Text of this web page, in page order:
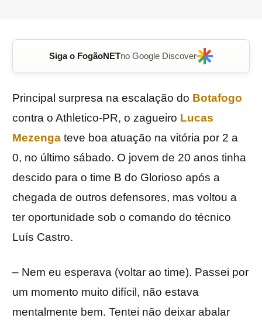
Siga o FogãoNETno Google Discover
Principal surpresa na escalação do Botafogo
contra o Athletico-PR, o zagueiro Lucas
Mezenga teve boa atuação na vitória por 2 a
0, no último sábado. O jovem de 20 anos tinha
descido para o time B do Glorioso após a
chegada de outros defensores, mas voltou a
ter oportunidade sob o comando do técnico
Luís Castro.
– Nem eu esperava (voltar ao time). Passei por
um momento muito difícil, não estava
mentalmente bem. Tentei não deixar abalar